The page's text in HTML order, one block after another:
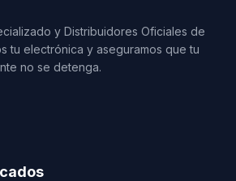
y Distribuidores Oficiales de
tu electrónica y aseguramos que tu
no se detenga.